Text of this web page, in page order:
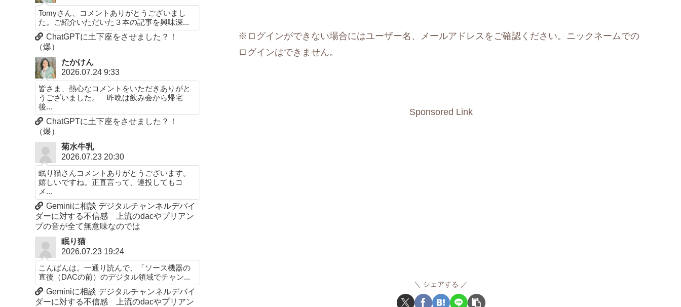
※ログインができない場合にはユーザー名、メールアドレスをご確認ください。ニックネームでの
ログインはできません。
Sponsored Link
シェアする
Tomyさん、コメントありがとうございまし
た。ご紹介いただいた３本の記事を興味深...
ChatGPTに土下座をさせました？！
（爆）
たかけん
2026.07.24 9:33
皆さま、熱心なコメントをいただきありがと
うございました。 昨晩は飲み会から帰宅
後...
ChatGPTに土下座をさせました？！
（爆）
菊水牛乳
2026.07.23 20:30
眠り猫さんコメントありがとうございます。
嬉しいですね。正直言って、連投してもコ
メ...
Geminiに相談 デジタルチャンネルデバイ
ダーに対する不信感 上流のdacやプリアン
プの音が全て無意味なのでは
眠り猫
2026.07.23 19:24
こんばんは。一通り読んで、「ソース機器の
直後（DACの前）のデジタル領域でチャン...
Geminiに相談 デジタルチャンネルデバイ
ダーに対する不信感 上流のdacやプリアン